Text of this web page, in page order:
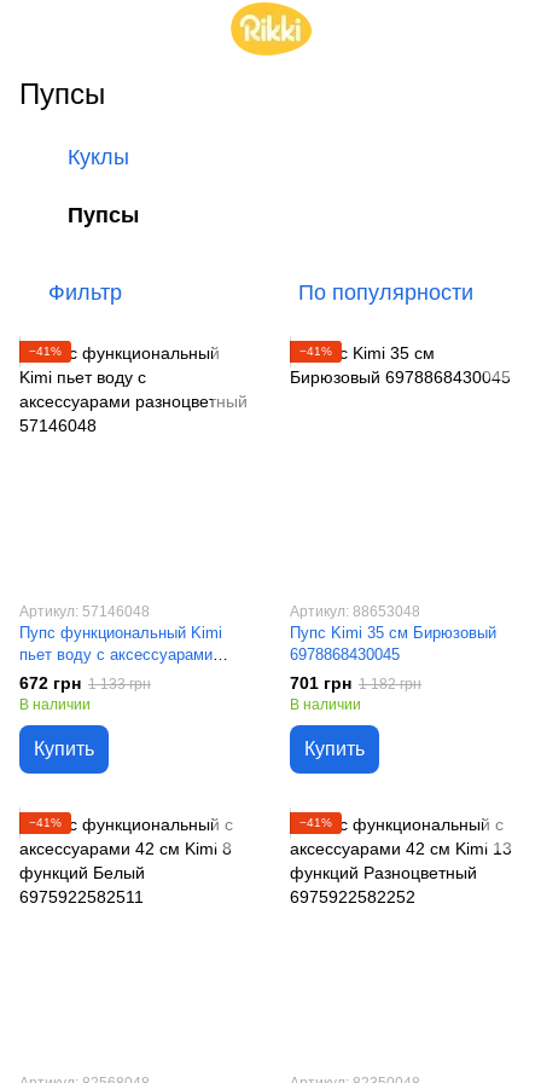
Пупсы
Куклы
Пупсы
Фильтр По популярности
−41%
Артикул: 57146048
Пупс функциональный Kimi
пьет воду с аксессуарами
разноцветный 57146048
672 грн 1 133 грн
В наличии
Купить
−41%
Артикул: 88653048
Пупс Kimi 35 см Бирюзовый
6978868430045
701 грн 1 182 грн
В наличии
Купить
−41% −41%